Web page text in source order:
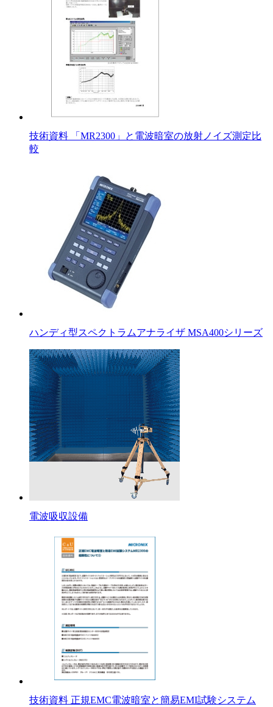
技術資料 「MR2300」と電波暗室の放射ノイズ測定比
較
ハンディ型スペクトラムアナライザ MSA400シリーズ
電波吸収設備
技術資料 正規EMC電波暗室と簡易EMI試験システム